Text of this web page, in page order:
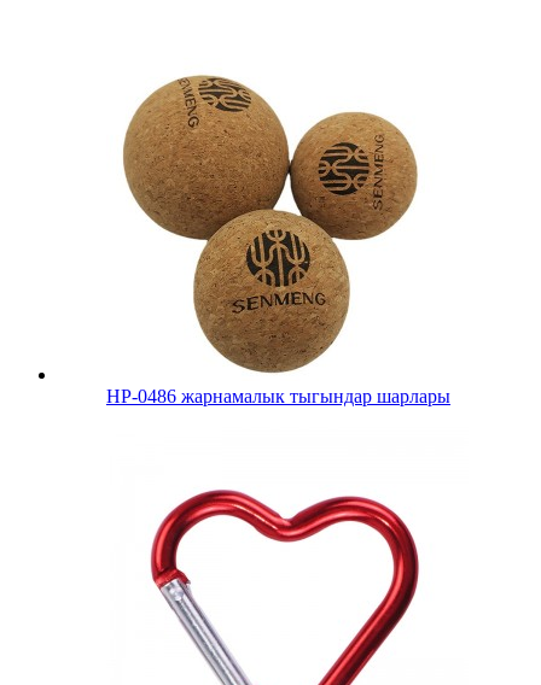
HP-0486 жарнамалык тыгындар шарлары